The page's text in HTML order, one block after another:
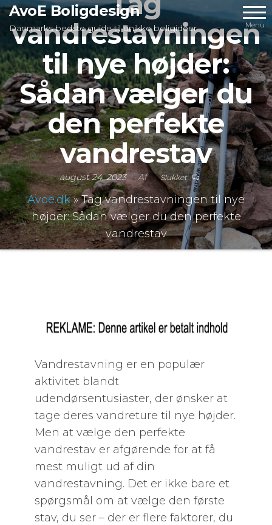
Videre
indhold
AvoE Boligdesign
Danmarks bedste guide til unikke boligideer Menu
vandrestavningen
til nye højder:
Sådan vælger du
den perfekte
vandrestav
august 24, 2023 Af Slukket
Avoe.dk»Tag vandrestavningen til nye
højder: Sådan vælger du den perfekte
vandrestav
Vandrestavning er en populær
aktivitet blandt
udendørsentusiaster, der ønsker at
tage deres vandreture til nye højder.
Men at vælge den perfekte
vandrestav er afgørende for at få
mest muligt ud af din
vandrestavning. Det er ikke bare et
spørgsmål om at vælge den første
stav, du ser – der er flere faktorer, du